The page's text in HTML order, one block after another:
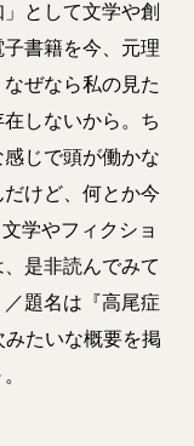
として文学や創
書籍を今、元理
ぜなら私の見た
しないから。ち
じで頭が働かな
けど、何とか今
学やフィクショ
是非読んでみて
題名は『高尾症
たいな概要を掲